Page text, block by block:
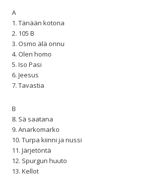
A
1. Tänään kotona
2. 105 B
3. Osmo älä onnu
4. Olen homo
5. Iso Pasi
6. Jeesus
7. Tavastia
B
8. Sä saatana
9. Anarkomarko
10. Turpa kiinni ja nussi
11. Järjetöntä
12. Spurgun huuto
13. Kellot